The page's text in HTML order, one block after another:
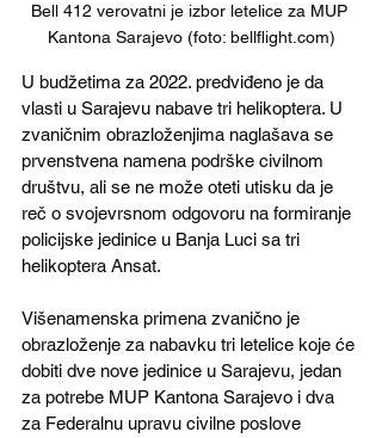
Bell 412 verovatni je izbor letelice za MUP
Kantona Sarajevo (foto: bellflight.com)
U budžetima za 2022. predviđeno je da
vlasti u Sarajevu nabave tri helikoptera. U
zvaničnim obrazloženjima naglašava se
prvenstvena namena podrške civilnom
društvu, ali se ne može oteti utisku da je
reč o svojevrsnom odgovoru na formiranje
policijske jedinice u Banja Luci sa tri
helikoptera Ansat.
Višenamenska primena zvanično je
obrazloženje za nabavku tri letelice koje će
dobiti dve nove jedinice u Sarajevu, jedan
za potrebe MUP Kantona Sarajevo i dva
za Federalnu upravu civilne poslove